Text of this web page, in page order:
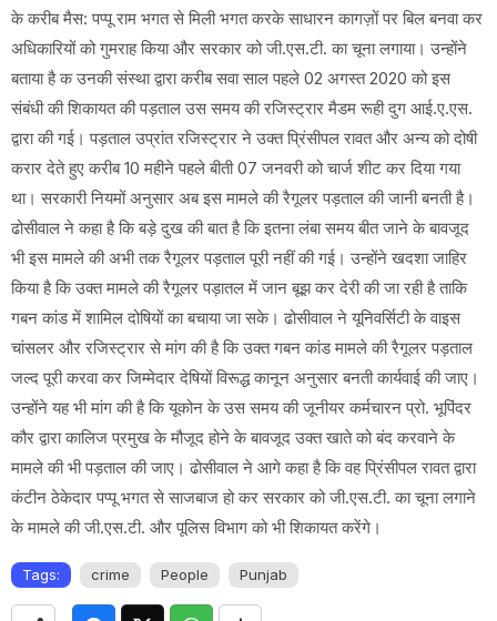
के करीब मैस: पप्पू राम भगत से मिली भगत करके साधारन कागज़ों पर बिल बनवा कर
अधिकारियों को गुमराह किया और सरकार को जी.एस.टी. का चूना लगाया। उन्होंने
बताया है क उनकी संस्था द्वारा करीब सवा साल पहले 02 अगस्त 2020 को इस
संबंधी की शिकायत की पड़ताल उस समय की रजिस्ट्रार मैडम रूही दुग आई.ए.एस.
द्वारा की गई। पड़ताल उप्रांत रजिस्ट्रार ने उक्त प्रिंसीपल रावत और अन्य को दोषी
करार देते हुए करीब 10 महीने पहले बीती 07 जनवरी को चार्ज शीट कर दिया गया
था। सरकारी नियमों अनुसार अब इस मामले की रैगूलर पड़ताल की जानी बनती है।
ढोसीवाल ने कहा है कि बड़े दुख की बात है कि इतना लंबा समय बीत जाने के बावजूद
भी इस मामले की अभी तक रैगूलर पड़ताल पूरी नहीं की गई। उन्होंने खदशा जाहिर
किया है कि उक्त मामले की रैगूलर पड़ातल में जान बूझ कर देरी की जा रही है ताकि
गबन कांड में शामिल दोषियों का बचाया जा सके। ढोसीवाल ने यूनिवर्सिटी के वाइस
चांसलर और रजिस्ट्रार से मांग की है कि उक्त गबन कांड मामले की रैगूलर पड़ताल
जल्द पूरी करवा कर जिम्मेदार देषियों विरूद्ध कानून अनुसार बनती कार्यवाई की जाए।
उन्होंने यह भी मांग की है कि यूकोन के उस समय की जूनीयर कर्मचारन प्रो. भूपिंदर
कौर द्वारा कालिज प्रमुख के मौजूद होने के बावजूद उक्त खाते को बंद करवाने के
मामले की भी पड़ताल की जाए। ढोसीवाल ने आगे कहा है कि वह प्रिंसीपल रावत द्वारा
कंटीन ठेकेदार पप्पू भगत से साजबाज हो कर सरकार को जी.एस.टी. का चूना लगाने
के मामले की जी.एस.टी. और पूलिस विभाग को भी शिकायत करेंगे।
Tags: crime People Punjab